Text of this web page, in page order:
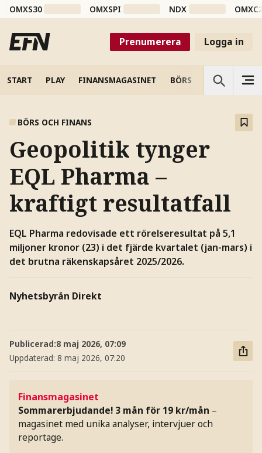
OMXS30 OMXSPI NDX
Prenumerera Logga in
START PLAY FINANSMAGASINET BÖRS VETENSKAP
BÖRS OCH FINANS
Geopolitik tynger
EQL Pharma –
kraftigt resultatfall
EQL Pharma redovisade ett rörelseresultat på 5,1
miljoner kronor (23) i det fjärde kvartalet (jan-mars) i
det brutna räkenskapsåret 2025/2026.
Nyhetsbyrån Direkt
Publicerad:8 maj 2026, 07:09
Uppdaterad: 8 maj 2026, 07:20
Finansmagasinet
Sommarerbjudande! 3 mån för 19 kr/mån –
magasinet med unika analyser, intervjuer och
reportage.